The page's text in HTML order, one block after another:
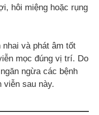
hôi miệng hoặc rụng
và phát âm tốt
mọc đúng vị trí. Do
ngừa các bệnh
viễn sau này.